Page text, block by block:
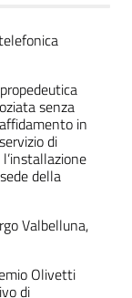
senza
in
di
della
Valbelluna,
Olivetti
di